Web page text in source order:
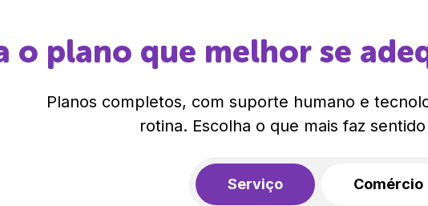
o plano que melhor se
Planos completos, com suporte humano e
rotina. Escolha o que mais faz
Serviço Comércio